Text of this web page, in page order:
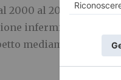
2000 al 2018
infermieristica
mediamente ai